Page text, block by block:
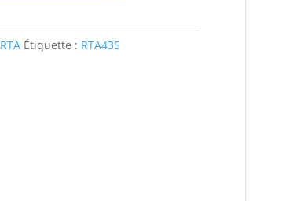
RTA Étiquette : RTA435